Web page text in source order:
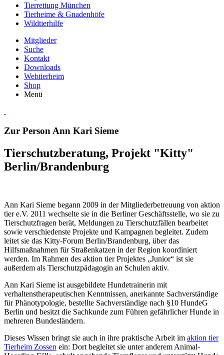
Tierrettung München
Tierheime & Gnadenhöfe
Wildtierhilfe
Mitglieder
Suche
Kontakt
Downloads
Webtierheim
Shop
Menü
Zur Person Ann Kari Sieme
Tierschutzberatung, Projekt "Kitty"
Berlin/Brandenburg
Ann Kari Sieme begann 2009 in der Mitgliederbetreuung von aktion
tier e.V. 2011 wechselte sie in die Berliner Geschäftsstelle, wo sie zu
Tierschutzfragen berät, Meldungen zu Tierschutzfällen bearbeitet
sowie verschiedenste Projekte und Kampagnen begleitet. Zudem
leitet sie das Kitty-Forum Berlin/Brandenburg, über das
Hilfsmaßnahmen für Straßenkatzen in der Region koordiniert
werden. Im Rahmen des aktion tier Projektes „Junior“ ist sie
außerdem als Tierschutzpädagogin an Schulen aktiv.
Ann Kari Sieme ist ausgebildete Hundetrainerin mit
verhaltenstherapeutischen Kenntnissen, anerkannte Sachverständige
für Phänotypologie, bestellte Sachverständige nach §10 HundeG
Berlin und besitzt die Sachkunde zum Führen gefährlicher Hunde in
mehreren Bundesländern.
Dieses Wissen bringt sie auch in ihre praktische Arbeit im aktion tier
Tierheim Zossen ein: Dort begleitet sie unter anderem Animal-